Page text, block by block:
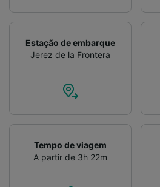
Estação de embarque
Jerez de la Frontera
Tempo de viagem
A partir de 3h 22m